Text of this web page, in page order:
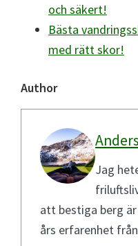
och säkert!
Bästa
med rätt skor!
Author
Jag
att bestiga berg
års erfarenhet